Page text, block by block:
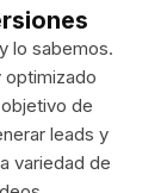
lo sabemos.
de
leads y
variedad de